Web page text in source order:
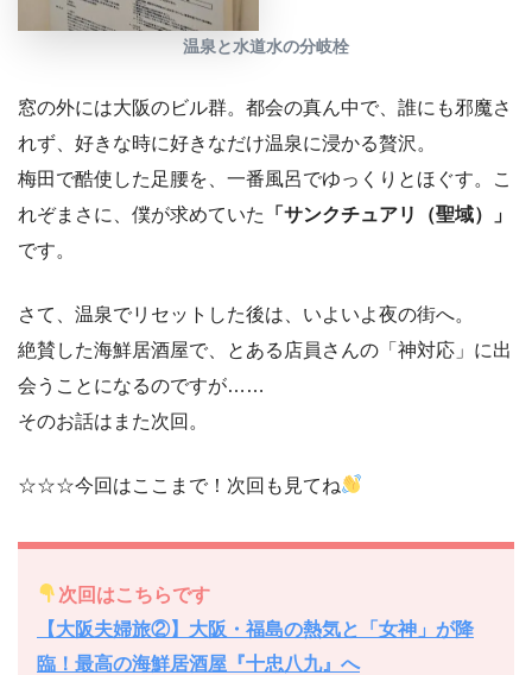
温泉と水道水の分岐栓
窓の外には大阪のビル群。都会の真ん中で、誰にも邪魔さ
れず、好きな時に好きなだけ温泉に浸かる贅沢。
梅田で酷使した足腰を、一番風呂でゆっくりとほぐす。こ
れぞまさに、僕が求めていた
「サンクチュアリ（聖域）」
です。
さて、温泉でリセットした後は、いよいよ夜の街へ。
絶賛した海鮮居酒屋で、とある店員さんの「神対応」に出
会うことになるのですが……
そのお話はまた次回。
☆☆☆今回はここまで！次回も見てね
次回はこちらです
【大阪夫婦旅②】大阪・福島の熱気と「女神」が降
臨！最高の海鮮居酒屋『十忠八九』へ